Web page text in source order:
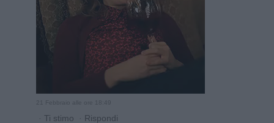
· Ti stimo · Rispondi